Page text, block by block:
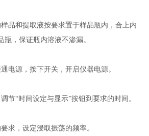
和提取液按要求置于样品瓶内，合上内
，保证瓶内溶液不渗漏。
源，按下开关，开启仪器电源。
“时间设定与显示”按钮到要求的时间。
，设定浸取振荡的频率。